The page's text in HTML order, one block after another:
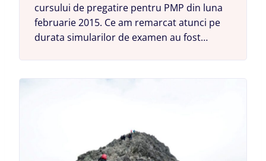
cursului de pregatire pentru PMP din luna
februarie 2015. Ce am remarcat atunci pe
durata simularilor de examen au fost…